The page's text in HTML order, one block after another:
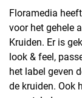
Floramedia
voor het gehele
Kruiden. Er is
look & feel,
het label geven
de kruiden. Ook